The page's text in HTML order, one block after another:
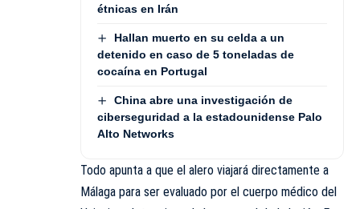
étnicas en Irán
Hallan muerto en su celda a un
detenido en caso de 5 toneladas de
cocaína en Portugal
China abre una investigación de
ciberseguridad a la estadounidense Palo
Alto Networks
Todo apunta a que el alero viajará directamente a
Málaga para ser evaluado por el cuerpo médico del